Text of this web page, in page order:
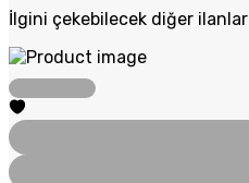
İlgini çekebilecek diğer ilanlar